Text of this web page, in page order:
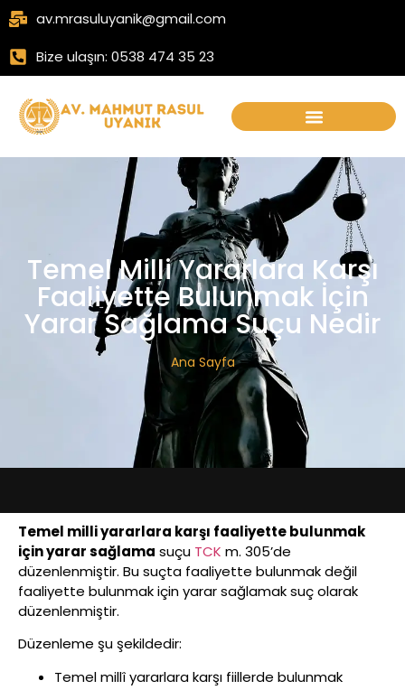
av.mrasuluyanik@gmail.com
Bize ulaşın: 0538 474 35 23
Temel Milli Yararlara Karşı
Faaliyette Bulunmak İçin
Yarar Sağlama Suçu Nedir
Ana Sayfa
Temel milli yararlara karşı faaliyette bulunmak
için yarar sağlama suçu TCK m. 305’de
düzenlenmiştir. Bu suçta faaliyette bulunmak değil
faaliyette bulunmak için yarar sağlamak suç olarak
düzenlenmiştir.
Düzenleme şu şekildedir:
Temel millî yararlara karşı fiillerde bulunmak